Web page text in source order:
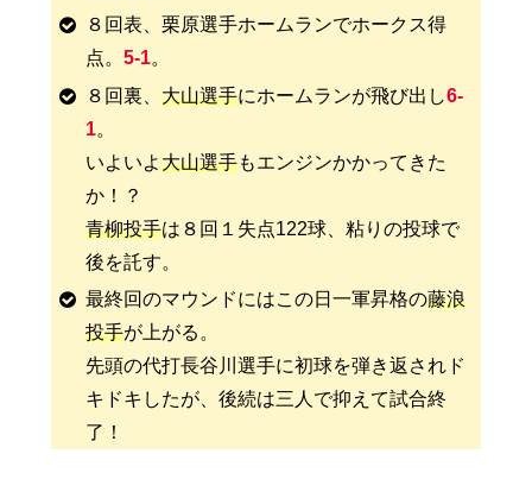
８回表、栗原選手ホームランでホークス得
点。5-1。
８回裏、大山選手にホームランが飛び出し6-
1。
いよいよ大山選手もエンジンかかってきた
か！？
青柳投手は８回１失点122球、粘りの投球で
後を託す。
最終回のマウンドにはこの日一軍昇格の藤浪
投手が上がる。
先頭の代打長谷川選手に初球を弾き返されド
キドキしたが、後続は三人で抑えて試合終
了！